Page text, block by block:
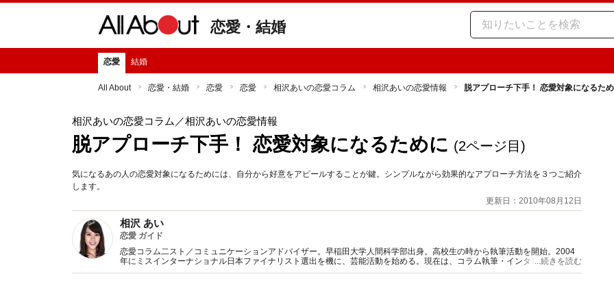
恋愛・結婚
恋愛 結婚
All About 恋愛・結婚 恋愛 恋愛 相沢あいの恋愛コラム 相沢あいの恋愛情報 脱アプローチ下手！ 恋愛対象になるた
相沢あいの恋愛コラム ／相沢あいの恋愛情報
脱アプローチ下手！ 恋愛対象になるために (2ページ目)
気になるあの人の恋愛対象になるためには、自分から好意をアピールすることが鍵。シンプルながら効果的なアプローチ方法を３つご紹介
します。
更新日：2010年08月12日
相沢 あい
恋愛 ガイド
恋愛コラム二スト／コミュニケーションアドバイザー。早稲田大学人間科学部出身。高校生の時から執筆活動を開始。2004
年にミスインターナショナル日本ファイナリスト選出を機に、芸能活動を始める。現在は、コラム執筆・インタビュー原稿作
成などを行うライターや、広告やWEBの制作、レポーターとしても活動中。
...続きを読む